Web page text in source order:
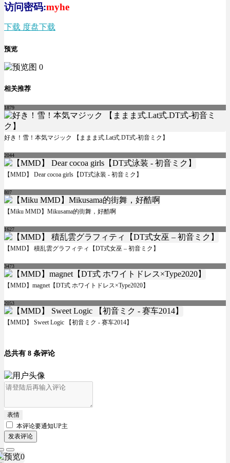
访问密码:myhe
下载 度盘下载
预览
相关推荐
1879
好き！雪！本気マジック 【ままま式.Lat式.DT式-初音ミク】
2044
【MMD】 Dear cocoa girls【DT式泳装 - 初音ミク】
807
【Miku MMD】Mikusama的街舞，好酷啊
1627
【MMD】 積乱雲グラフィティ【DT式女巫 – 初音ミク】
3473
【MMD】magnet【DT式 ホワイトドレス×Type2020】
2053
【MMD】 Sweet Logic 【初音ミク - 赛车2014】
总共有 8 条评论
表情
本评论要通知UP主
发表评论